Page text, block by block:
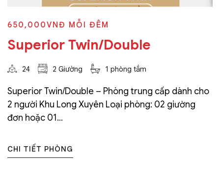
650,000VNĐ MỖI ĐÊM
Superior Twin/Double
24 2 Giường 1 phòng tắm
Superior Twin/Double – Phòng trung cấp dành cho
2 người Khu Long Xuyên Loại phòng: 02 giường
đơn hoặc 01...
CHI TIẾT PHÒNG